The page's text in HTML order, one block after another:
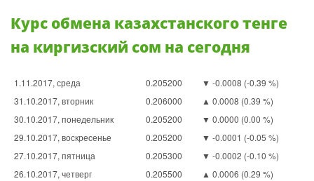
Курс обмена казахстанского тенге
на киргизский сом на сегодня
1.11.2017, среда 0.205200
▼ -0.0008 (-0.39 %)
31.10.2017, вторник
0.206000
▲ 0.0008 (0.39 %)
30.10.2017, понедельник
0.205200
▼ 0.0000 (0.00 %)
29.10.2017, воскресенье
0.205200
▼ -0.0001 (-0.05 %)
27.10.2017, пятница
0.205300
▼ -0.0002 (-0.10 %)
26.10.2017, четверг
0.205500
▲ 0.0006 (0.29 %)